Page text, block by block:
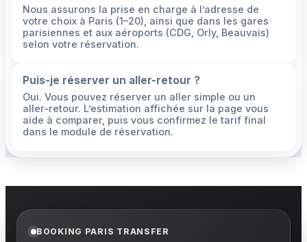
Nous assurons la prise en charge à l’adresse de
votre choix à Paris (1–20), ainsi que dans les gares
parisiennes et aux aéroports (CDG, Orly, Beauvais)
selon votre réservation.
Puis-je réserver un aller-retour ?
Oui. Vous pouvez réserver un aller simple ou un
aller-retour. L’estimation affichée sur la page vous
aide à comparer, puis vous confirmez le tarif final
dans le module de réservation.
BOOKING PARIS TRANSFER